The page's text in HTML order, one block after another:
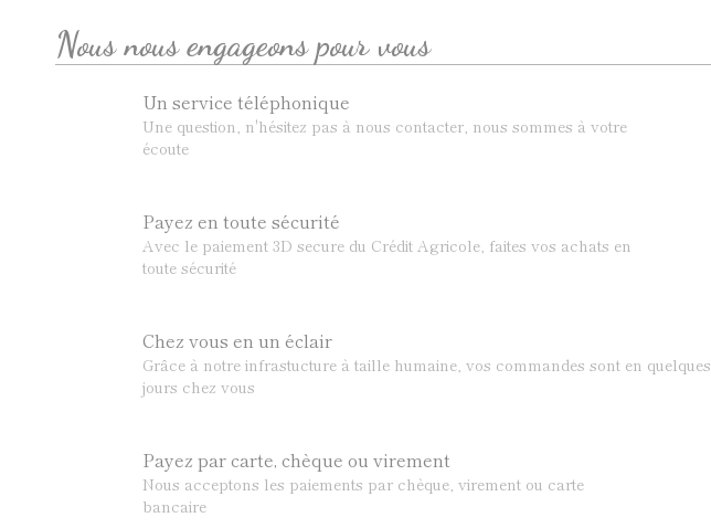
Nous nous engageons pour vous
Un service téléphonique
Une question, n'hésitez pas à nous contacter, nous sommes à votre
écoute
Payez en toute sécurité
Avec le paiement 3D secure du Crédit Agricole, faites vos achats en
toute sécurité
Chez vous en un éclair
Grâce à notre infrastucture à taille humaine, vos commandes sont en quelques
jours chez vous
Payez par carte, chèque ou virement
Nous acceptons les paiements par chèque, virement ou carte
bancaire